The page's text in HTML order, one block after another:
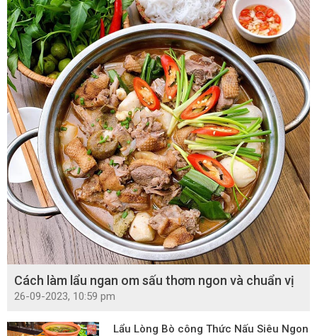
Cách làm lẩu ngan om sấu thơm ngon và chuẩn vị
26-09-2023, 10:59 pm
Lẩu Lòng Bò công Thức Nấu Siêu Ngon